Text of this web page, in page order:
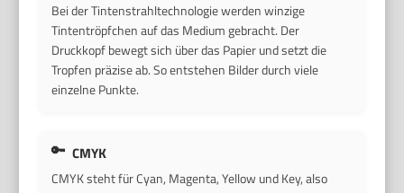
Bei der Tintenstrahltechnologie werden winzige
Tintentröpfchen auf das Medium gebracht. Der
Druckkopf bewegt sich über das Papier und setzt die
Tropfen präzise ab. So entstehen Bilder durch viele
einzelne Punkte.
CMYK
CMYK steht für Cyan, Magenta, Yellow und Key, also